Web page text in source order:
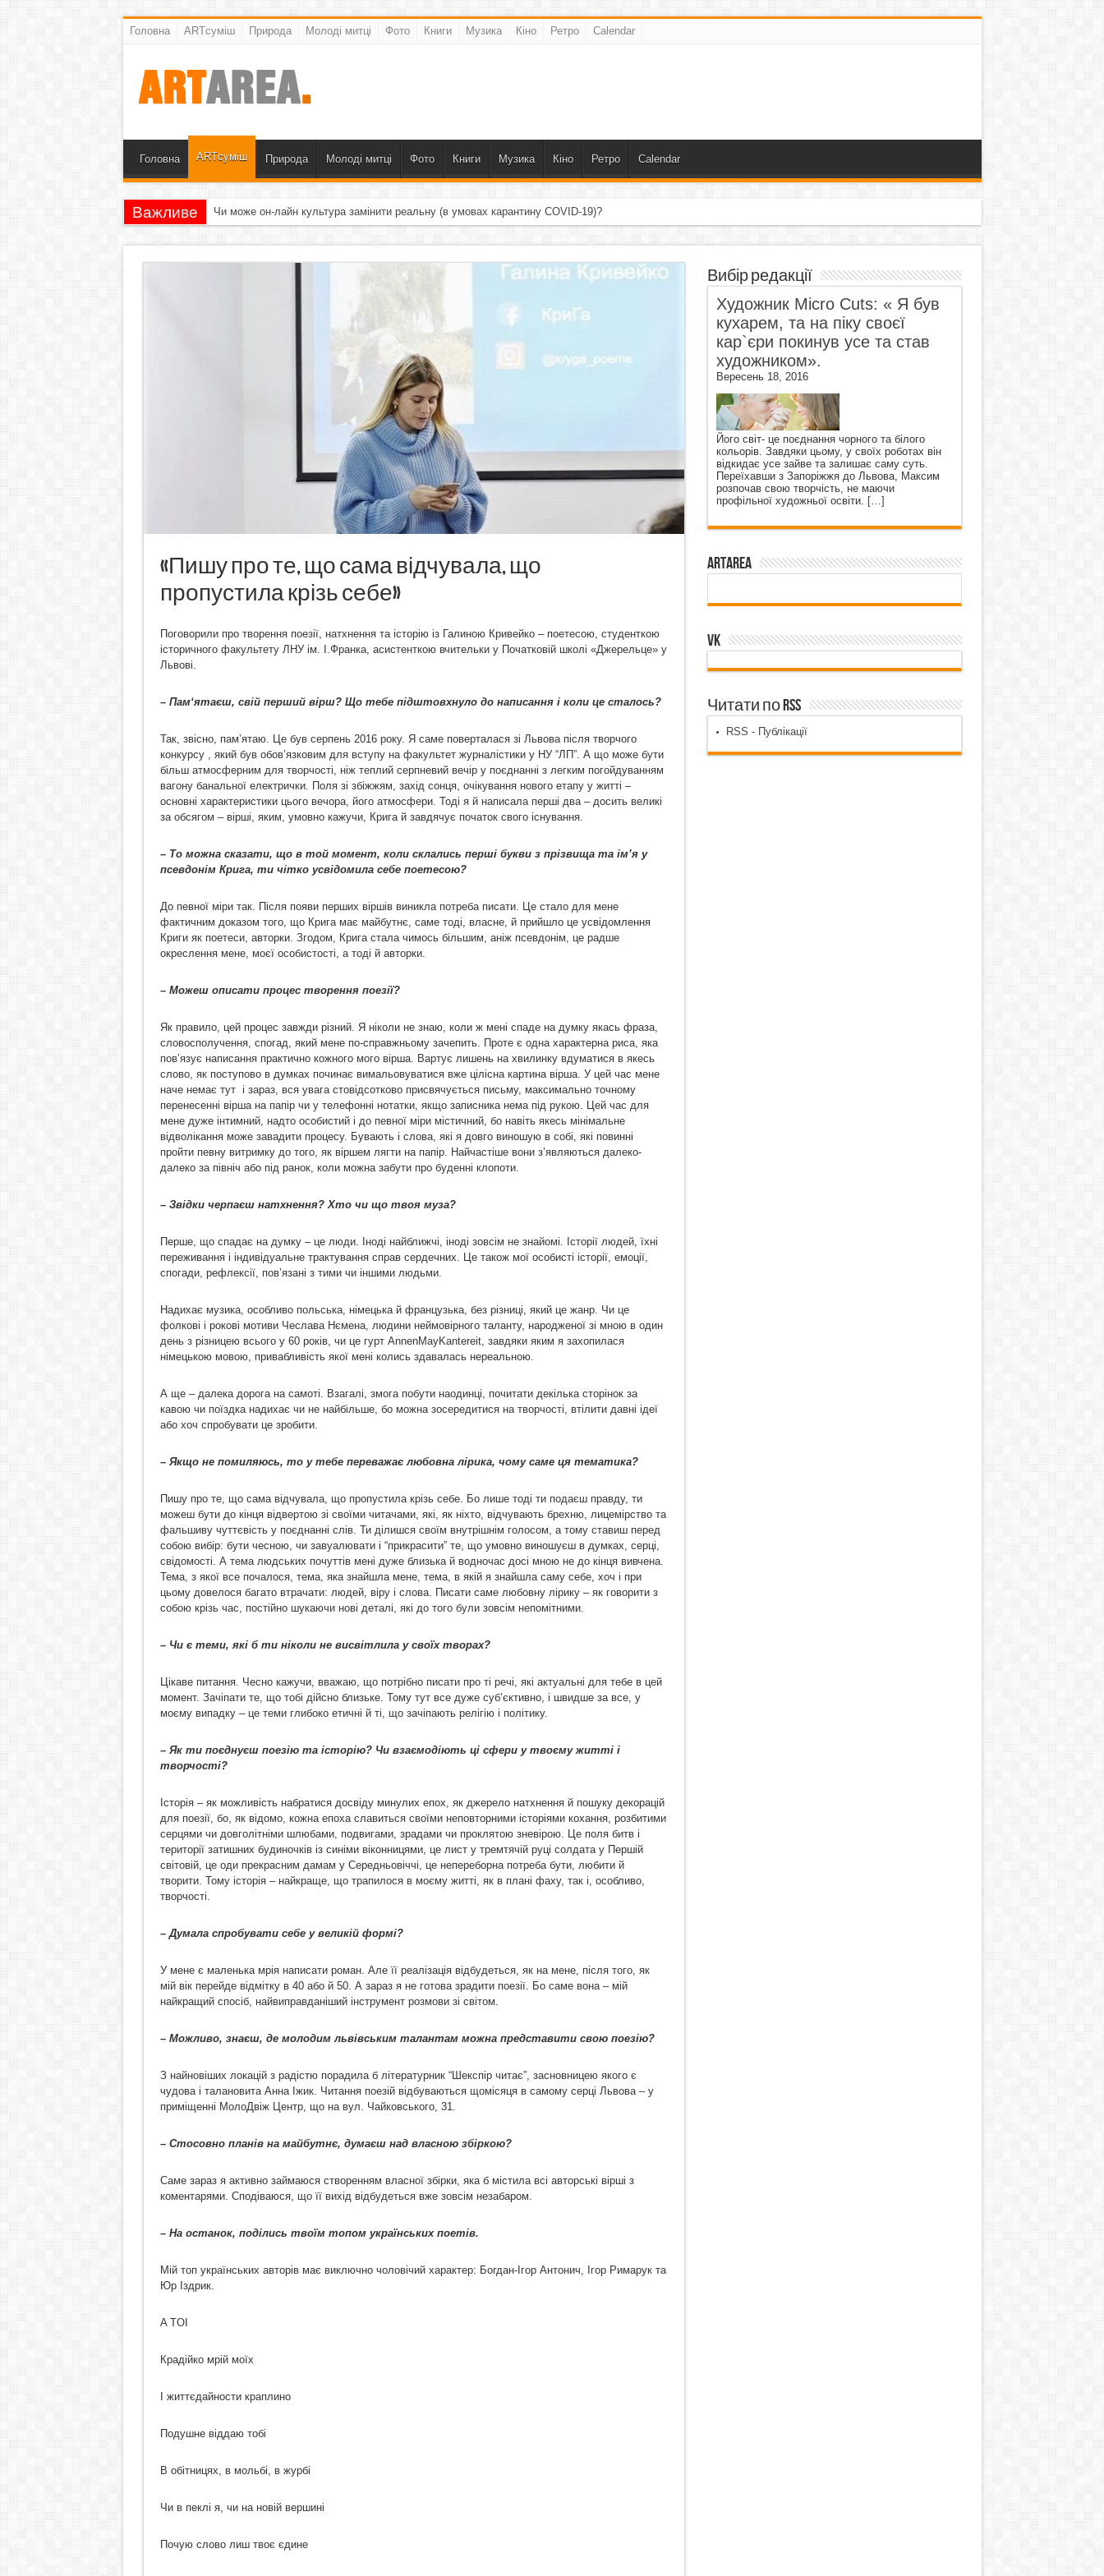
Головна ARTсуміш Природа Молоді митці Фото Книги Музика Кіно Ретро Calendar
Головна ARTсуміш Природа Молоді митці Фото Книги Музика Кіно Ретро Calendar
Важливе Чи може он-лайн культура замінити реальну (в умовах карантину COVID-19)?
«Пишу про те, що сама відчувала, що
пропустила крізь себе»
Поговорили про творення поезії, натхнення та історію із Галиною Кривейко – поетесою, студенткою
історичного факультету ЛНУ ім. І.Франка, асистенткою вчительки у Початковій школі «Джерельце» у
Львові.
– Пам‘ятаєш, свій перший вірш? Що тебе підштовхнуло до написання і коли це сталось?
Так, звісно, пам’ятаю. Це був серпень 2016 року. Я саме поверталася зі Львова після творчого
конкурсу , який був обов’язковим для вступу на факультет журналістики у НУ “ЛП”. А що може бути
більш атмосферним для творчості, ніж теплий серпневий вечір у поєднанні з легким погойдуванням
вагону банальної електрички. Поля зі збіжжям, захід сонця, очікування нового етапу у житті –
основні характеристики цього вечора, його атмосфери. Тоді я й написала перші два – досить великі
за обсягом – вірші, яким, умовно кажучи, Крига й завдячує початок свого існування.
– То можна сказати, що в той момент, коли склались перші букви з прізвища та ім’я у
псевдонім Крига, ти чітко усвідомила себе поетесою?
До певної міри так. Після появи перших віршів виникла потреба писати. Це стало для мене
фактичним доказом того, що Крига має майбутнє, саме тоді, власне, й прийшло це усвідомлення
Криги як поетеси, авторки. Згодом, Крига стала чимось більшим, аніж псевдонім, це радше
окреслення мене, моєї особистості, а тоді й авторки.
– Можеш описати процес творення поезії?
Як правило, цей процес завжди різний. Я ніколи не знаю, коли ж мені спаде на думку якась фраза,
словосполучення, спогад, який мене по-справжньому зачепить. Проте є одна характерна риса, яка
пов’язує написання практично кожного мого вірша. Вартує лишень на хвилинку вдуматися в якесь
слово, як поступово в думках починає вимальовуватися вже цілісна картина вірша. У цей час мене
наче немає тут і зараз, вся увага стовідсотково присвячується письму, максимально точному
перенесенні вірша на папір чи у телефонні нотатки, якщо записника нема під рукою. Цей час для
мене дуже інтимний, надто особистий і до певної міри містичний, бо навіть якесь мінімальне
відволікання може завадити процесу. Бувають і слова, які я довго виношую в собі, які повинні
пройти певну витримку до того, як віршем лягти на папір. Найчастіше вони з’являються далеко-
далеко за північ або під ранок, коли можна забути про буденні клопоти.
– Звідки черпаєш натхнення? Хто чи що твоя муза?
Перше, що спадає на думку – це люди. Іноді найближчі, іноді зовсім не знайомі. Історії людей, їхні
переживання і індивідуальне трактування справ сердечних. Це також мої особисті історії, емоції,
спогади, рефлексії, пов’язані з тими чи іншими людьми.
Надихає музика, особливо польська, німецька й французька, без різниці, який це жанр. Чи це
фолкові і рокові мотиви Чеслава Нємена, людини неймовірного таланту, народженої зі мною в один
день з різницею всього у 60 років, чи це гурт AnnenMayKantereit, завдяки яким я захопилася
німецькою мовою, привабливість якої мені колись здавалась нереальною.
А ще – далека дорога на самоті. Взагалі, змога побути наодинці, почитати декілька сторінок за
кавою чи поїздка надихає чи не найбільше, бо можна зосередитися на творчості, втілити давні ідеї
або хоч спробувати це зробити.
– Якщо не помиляюсь, то у тебе переважає любовна лірика, чому саме ця тематика?
Пишу про те, що сама відчувала, що пропустила крізь себе. Бо лише тоді ти подаєш правду, ти
можеш бути до кінця відвертою зі своїми читачами, які, як ніхто, відчувають брехню, лицемірство та
фальшиву чуттєвість у поєднанні слів. Ти ділишся своїм внутрішнім голосом, а тому ставиш перед
собою вибір: бути чесною, чи завуалювати і “прикрасити” те, що умовно виношуєш в думках, серці,
свідомості. А тема людських почуттів мені дуже близька й водночас досі мною не до кінця вивчена.
Тема, з якої все почалося, тема, яка знайшла мене, тема, в якій я знайшла саму себе, хоч і при
цьому довелося багато втрачати: людей, віру і слова. Писати саме любовну лірику – як говорити з
собою крізь час, постійно шукаючи нові деталі, які до того були зовсім непомітними.
– Чи є теми, які б ти ніколи не висвітлила у своїх творах?
Цікаве питання. Чесно кажучи, вважаю, що потрібно писати про ті речі, які актуальні для тебе в цей
момент. Зачіпати те, що тобі дійсно близьке. Тому тут все дуже суб’єктивно, і швидше за все, у
моєму випадку – це теми глибоко етичні й ті, що зачіпають релігію і політику.
– Як ти поєднуєш поезію та історію? Чи взаємодіють ці сфери у твоєму житті і
творчості?
Історія – як можливість набратися досвіду минулих епох, як джерело натхнення й пошуку декорацій
для поезії, бо, як відомо, кожна епоха славиться своїми неповторними історіями кохання, розбитими
серцями чи довголітніми шлюбами, подвигами, зрадами чи проклятою зневірою. Це поля битв і
території затишних будиночків із синіми віконницями, це лист у тремтячій руці солдата у Першій
світовій, це оди прекрасним дамам у Середньовіччі, це непереборна потреба бути, любити й
творити. Тому історія – найкраще, що трапилося в моєму житті, як в плані фаху, так і, особливо,
творчості.
– Думала спробувати себе у великій формі?
У мене є маленька мрія написати роман. Але її реалізація відбудеться, як на мене, після того, як
мій вік перейде відмітку в 40 або й 50. А зараз я не готова зрадити поезії. Бо саме вона – мій
найкращий спосіб, найвиправданіший інструмент розмови зі світом.
– Можливо, знаєш, де молодим львівським талантам можна представити свою поезію?
З найновіших локацій з радістю порадила б літературник “Шекспір читає”, засновницею якого є
чудова і талановита Анна Іжик. Читання поезій відбуваються щомісяця в самому серці Львова – у
приміщенні МолоДвіж Центр, що на вул. Чайковського, 31.
– Стосовно планів на майбутнє, думаєш над власною збіркою?
Саме зараз я активно займаюся створенням власної збірки, яка б містила всі авторські вірші з
коментарями. Сподіваюся, що її вихід відбудеться вже зовсім незабаром.
– На останок, поділись твоїм топом українських поетів.
Мій топ українських авторів має виключно чоловічий характер: Богдан-Ігор Антонич, Ігор Римарук та
Юр Іздрик.
A TOI
Крадійко мрій моїх
І життєдайности краплино
Подушне віддаю тобі
В обітницях, в мольбі, в журбі
Чи в пеклі я, чи на новій вершині
Почую слово лиш твоє єдине
Вибір редакції
Художник Micro Cuts: « Я був
кухарем, та на піку своєї
кар`єри покинув усе та став
художником».
Вересень 18, 2016
Його світ- це поєднання чорного та білого
кольорів. Завдяки цьому, у своїх роботах він
відкидає усе зайве та залишає саму суть.
Переїхавши з Запоріжжя до Львова, Максим
розпочав свою творчість, не маючи
профільної художньої освіти. […]
ArtArea
VK
Читати по RSS
RSS - Публікації